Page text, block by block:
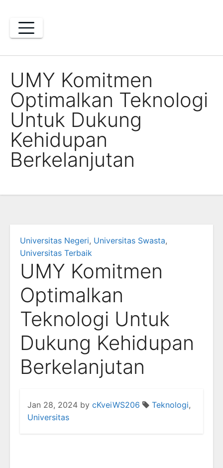
content
UMY Komitmen
Optimalkan Teknologi
Untuk Dukung
Kehidupan
Berkelanjutan
Universitas Negeri, Universitas Swasta,
Universitas Terbaik
UMY Komitmen
Optimalkan
Teknologi Untuk
Dukung Kehidupan
Berkelanjutan
Jan 28, 2024 by cKveiWS206 Teknologi,
Universitas